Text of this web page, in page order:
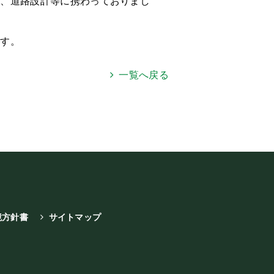
。
一覧へ戻る
針書 サイトマップ